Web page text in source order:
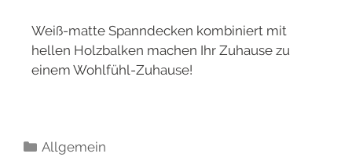
Weiß-matte Spanndecken kombiniert mit
hellen Holzbalken machen Ihr Zuhause zu
einem Wohlfühl-Zuhause!
Allgemein